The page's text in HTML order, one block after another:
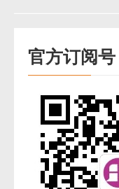
官方订阅号